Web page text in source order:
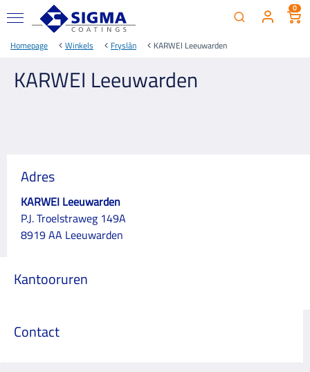
0
Homepage Winkels Fryslân KARWEI Leeuwarden
KARWEI Leeuwarden
Adres
KARWEI Leeuwarden
P.J. Troelstraweg 149A
8919 AA Leeuwarden
Kantooruren
Contact